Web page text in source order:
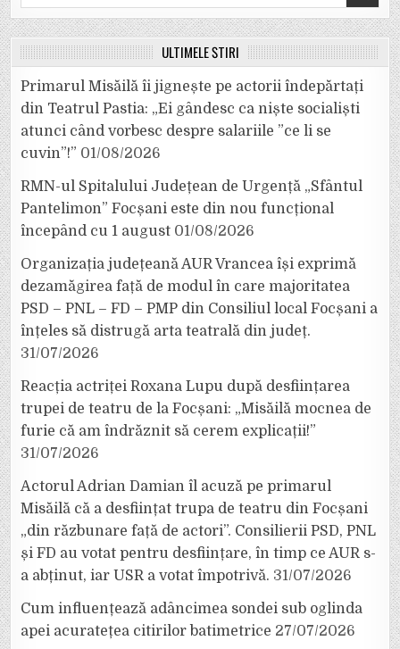
for:
ULTIMELE ȘTIRI
Primarul Misăilă îi jignește pe actorii îndepărtați
din Teatrul Pastia: „Ei gândesc ca niște socialiști
atunci când vorbesc despre salariile ”ce li se
cuvin”!” 01/08/2026
RMN-ul Spitalului Județean de Urgență „Sfântul
Pantelimon” Focșani este din nou funcțional
începând cu 1 august 01/08/2026
Organizația județeană AUR Vrancea își exprimă
dezamăgirea față de modul în care majoritatea
PSD – PNL – FD – PMP din Consiliul local Focșani a
înțeles să distrugă arta teatrală din județ.
31/07/2026
Reacția actriței Roxana Lupu după desființarea
trupei de teatru de la Focșani: „Misăilă mocnea de
furie că am îndrăznit să cerem explicații!”
31/07/2026
Actorul Adrian Damian îl acuză pe primarul
Misăilă că a desființat trupa de teatru din Focșani
„din răzbunare față de actori”. Consilierii PSD, PNL
și FD au votat pentru desființare, în timp ce AUR s-
a abținut, iar USR a votat împotrivă. 31/07/2026
Cum influențează adâncimea sondei sub oglinda
apei acuratețea citirilor batimetrice 27/07/2026